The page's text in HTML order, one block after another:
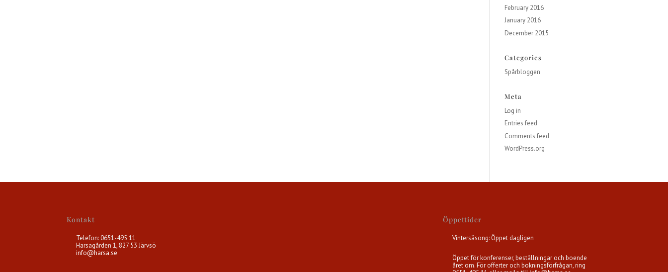
February 2016
January 2016
December 2015
Categories
Spårbloggen
Meta
Log in
Entries feed
Comments feed
WordPress.org
Kontakt
Telefon: 0651-495 11
Harsagården 1, 827 53 Järvsö
info@harsa.se
Öppettider
Vintersäsong: Öppet dagligen
Öppet för konferenser, beställningar och boende
året om. För offerter och bokningsförfrågan, ring